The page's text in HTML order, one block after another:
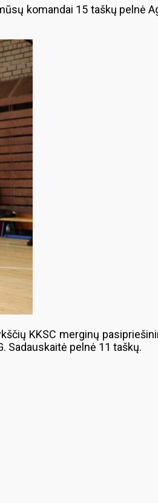
komandai 15 taškų pelnė
KKSC merginų
Sadauskaitė pelnė 11 taškų.